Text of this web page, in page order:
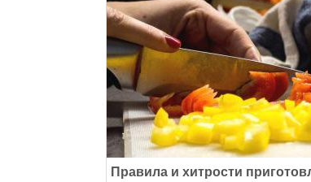
Правила и хитрости